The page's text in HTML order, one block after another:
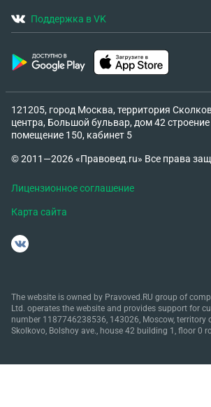
Поддержка в VK
121205, город Москва, территория
центра, Большой бульвар, дом 42 строение
помещение 150, кабинет 5
© 2011—2026 «Правовед.ru» Все права
Лицензионное соглашение
Карта сайта
The website is owned by Pravoved.RU group of
Ltd. operates the website and provides support for
number 1187746238536, 143026, Moscow, territory
Skolkovo, Bolshoy ave., house 42 building 1, floor 0